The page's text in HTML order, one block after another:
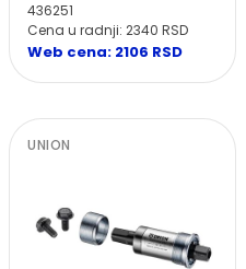
436251
Cena u radnji: 2340 RSD
Web cena: 2106 RSD
UNION